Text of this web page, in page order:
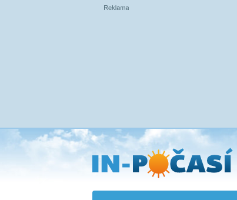
Přejít
na
hlavní
obsah